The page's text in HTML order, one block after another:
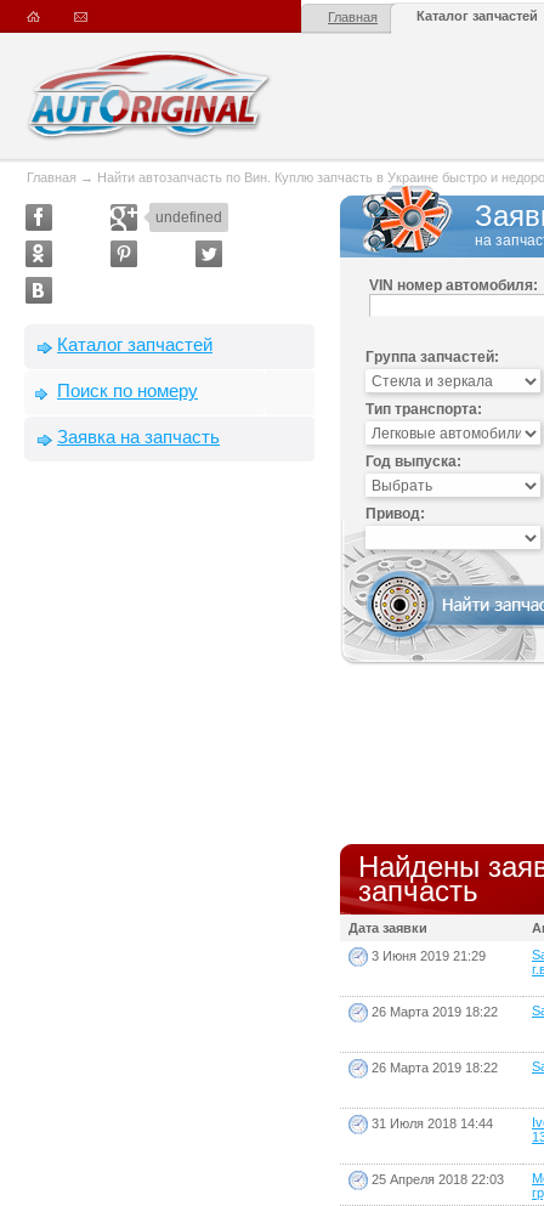
Главная Каталог запчастей
Главная → Найти автозапчасть по Вин. Куплю запчасть в Украине быстро и
undefined
Каталог запчастей
Поиск по номеру
Заявка на запчасть
на
VIN номер автомобиля:
Группа запчастей:
Тип транспорта:
Год выпуска:
Привод:
Найдены
запчасть
Дата заявки
3 Июня 2019 21:29
26 Марта 2019 18:22
26 Марта 2019 18:22
31 Июля 2018 14:44
25 Апреля 2018 22:03